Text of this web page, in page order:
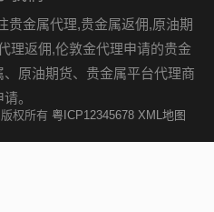
贵金属代理,贵金属返佣,原油期
理返佣,伦敦金代理申请的贵金
原油期货、贵金属平台代理商
。
权所有 粤ICP12345678 XML地图